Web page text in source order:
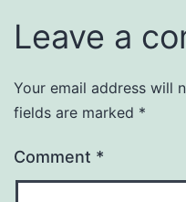
Leave a
Your email address will
fields are marked *
Comment *